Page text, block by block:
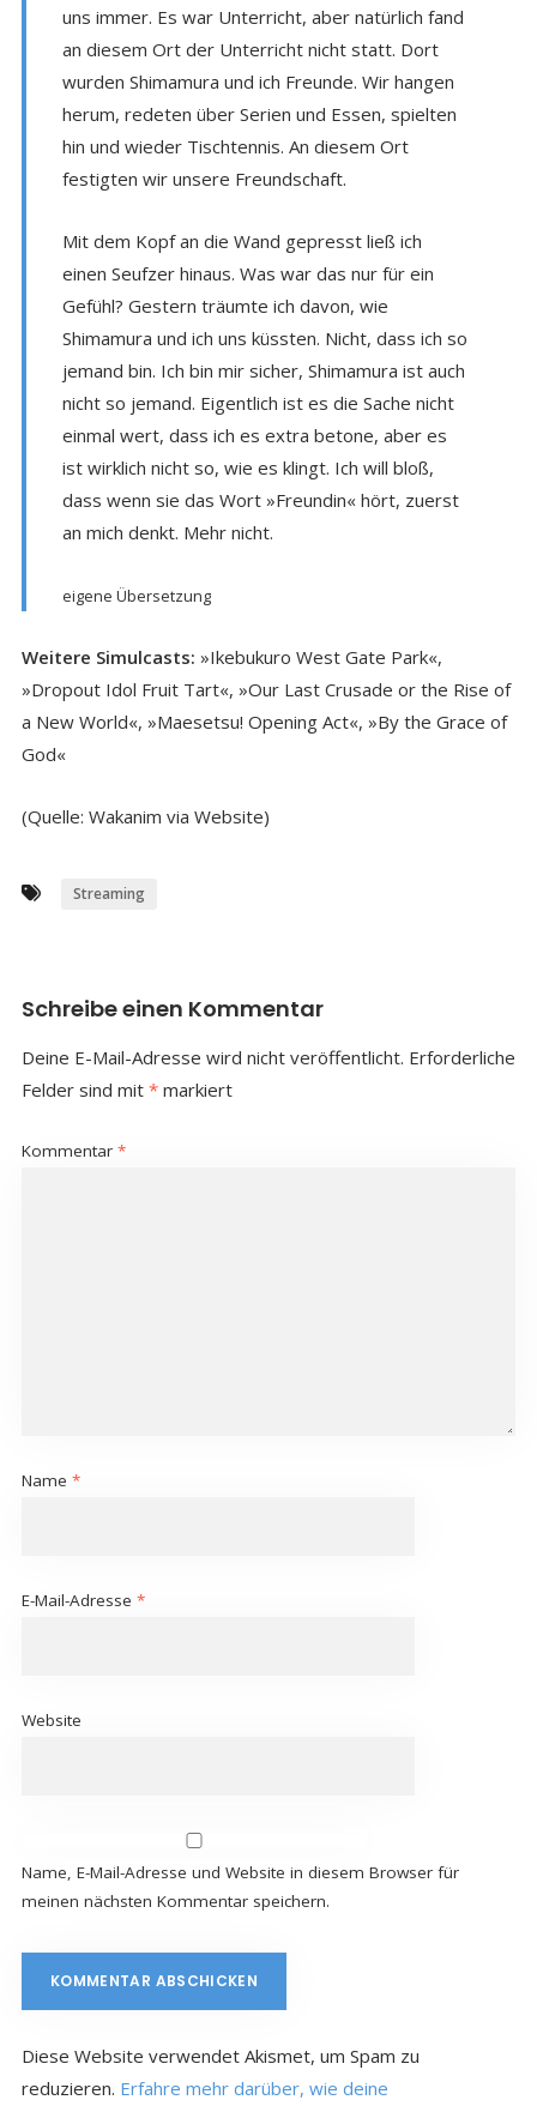
uns immer. Es war Unterricht, aber natürlich fand
an diesem Ort der Unterricht nicht statt. Dort
wurden Shimamura und ich Freunde. Wir hangen
herum, redeten über Serien und Essen, spielten
hin und wieder Tischtennis. An diesem Ort
festigten wir unsere Freundschaft.
Mit dem Kopf an die Wand gepresst ließ ich
einen Seufzer hinaus. Was war das nur für ein
Gefühl? Gestern träumte ich davon, wie
Shimamura und ich uns küssten. Nicht, dass ich so
jemand bin. Ich bin mir sicher, Shimamura ist auch
nicht so jemand. Eigentlich ist es die Sache nicht
einmal wert, dass ich es extra betone, aber es
ist wirklich nicht so, wie es klingt. Ich will bloß,
dass wenn sie das Wort »Freundin« hört, zuerst
an mich denkt. Mehr nicht.
eigene Übersetzung
Weitere Simulcasts: »Ikebukuro West Gate Park«,
»Dropout Idol Fruit Tart«, »Our Last Crusade or the Rise of
a New World«, »Maesetsu! Opening Act«, »By the Grace of
God«
(Quelle: Wakanim via Website)
Streaming
Schreibe einen Kommentar
Deine E-Mail-Adresse wird nicht veröffentlicht. Erforderliche
Felder sind mit *markiert
Kommentar *
Name *
E-Mail-Adresse *
Website
Name, E-Mail-Adresse und Website in diesem Browser für
meinen nächsten Kommentar speichern.
Diese Website verwendet Akismet, um Spam zu
reduzieren. Erfahre mehr darüber, wie deine